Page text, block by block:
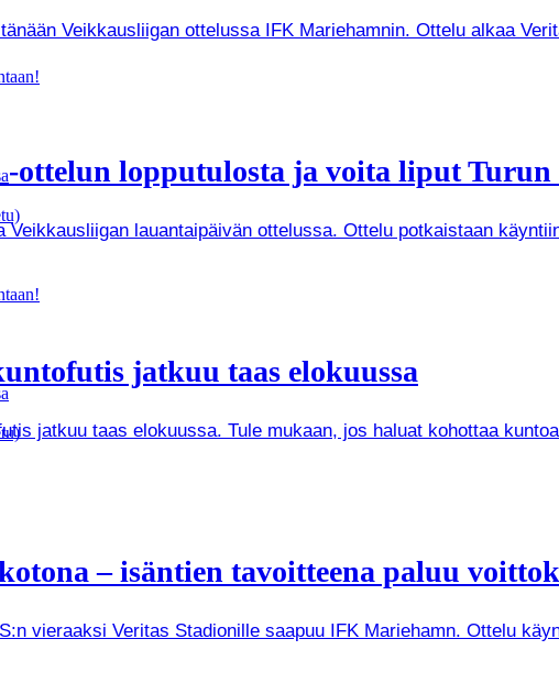
Veikkausliigan ottelussa IFK Mariehamnin. Ottelu alkaa
ottelun lopputulosta ja voita liput Turun
Veikkausliigan lauantaipäivän ottelussa. Ottelu potkaistaan
jatkuu taas elokuussa
jatkuu taas elokuussa. Tule mukaan, jos haluat kohottaa
– isäntien tavoitteena paluu
vieraaksi Veritas Stadionille saapuu IFK Mariehamn. Ottelu